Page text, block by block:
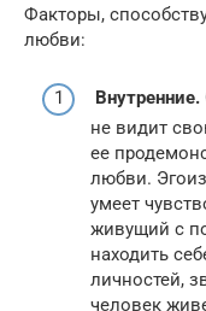
Факторы,
любви:
Внутренние.
не видит
ее
любви.
умеет
живущий с
находить
личностей,
человек